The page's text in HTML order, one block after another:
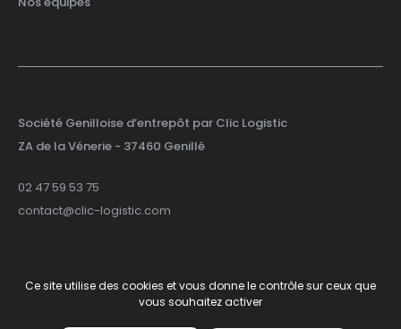
Société Genilloise d’entrepôt par Clic Logistic
ZA de la Vénerie - 37460 Genillé
02 47 59 53 75
contact@clic-logistic.com
© 2026 Clic Logistic-Site bySmart Impact
Ce site utilise des cookies et vous donne le contrôle sur ceux que
vous souhaitez activer